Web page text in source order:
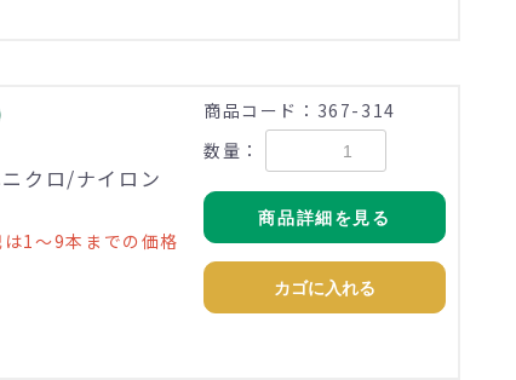
クロ/ナイロン
1～9本までの価格
商品コード：367-314
数量：
商品詳細を見る
カゴに入れる